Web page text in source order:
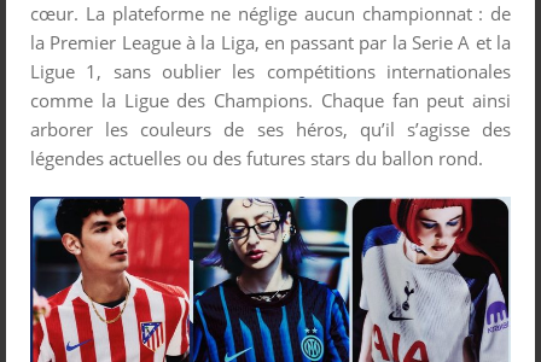
cœur. La plateforme ne néglige aucun championnat : de
la Premier League à la Liga, en passant par la Serie A et la
Ligue 1, sans oublier les compétitions internationales
comme la Ligue des Champions. Chaque fan peut ainsi
arborer les couleurs de ses héros, qu’il s’agisse des
légendes actuelles ou des futures stars du ballon rond.